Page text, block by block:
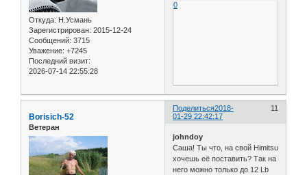
Откуда: Н.Усмань
Зарегистрирован: 2015-12-24
Сообщений: 3715
Уважение: +7245
Последний визит:
2026-07-14 22:55:28
0
Поделиться 11
2018-
01-29 22:42:17
Borisich-52
Ветеран
johndoy
Саша! Ты что, на свой Himitsu
хочешь её поставить? Так на
него можно только до 12 Lb